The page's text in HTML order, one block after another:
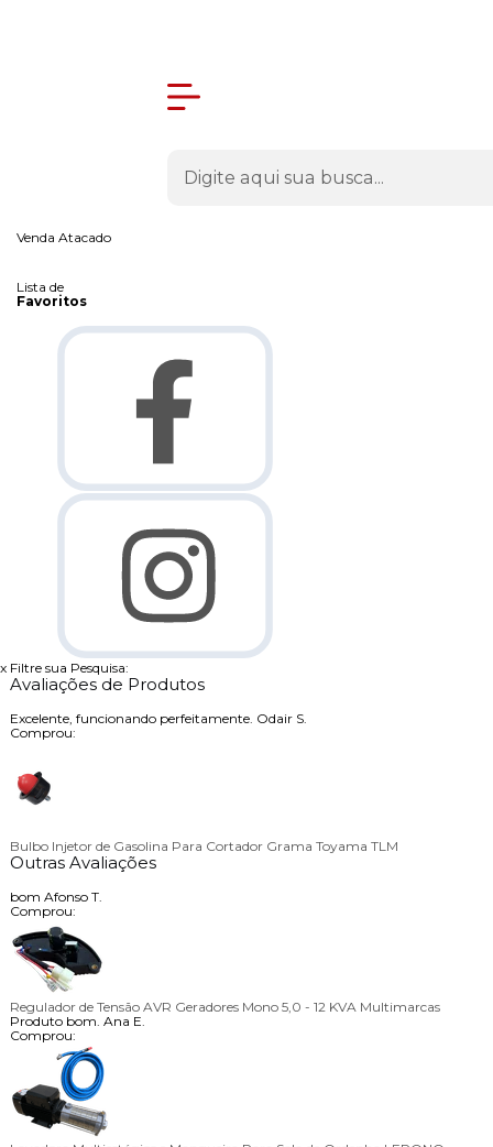
Venda Atacado
Lista de
Favoritos
x Filtre sua Pesquisa:
Avaliações de Produtos
Excelente, funcionando perfeitamente. Odair S.
Comprou:
Bulbo Injetor de Gasolina Para Cortador Grama Toyama TLM
Outras Avaliações
bom Afonso T.
Comprou:
Regulador de Tensão AVR Geradores Mono 5,0 - 12 KVA Multimarcas
Produto bom. Ana E.
Comprou: